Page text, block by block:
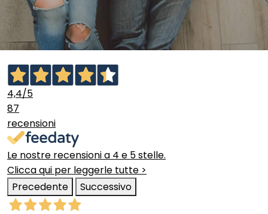
4,4/5
87
recensioni
Le nostre recensioni a 4 e 5 stelle.
Clicca qui per leggerle tutte >
Precedente
Successivo